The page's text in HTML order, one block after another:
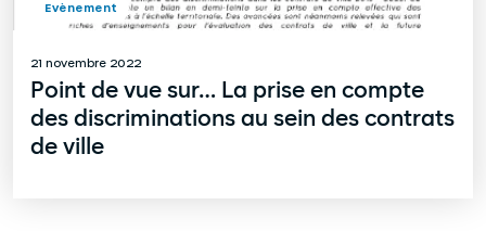
21 novembre 2022
Point de vue sur… La prise en compte
des discriminations au sein des contrats
de ville
Evènement